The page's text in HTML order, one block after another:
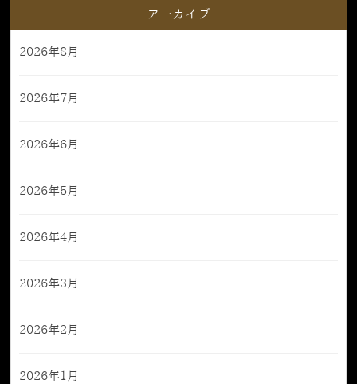
アーカイブ
2026年8月
2026年7月
2026年6月
2026年5月
2026年4月
2026年3月
2026年2月
2026年1月